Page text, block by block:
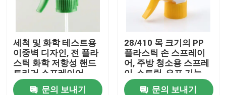
우리에 대하여
공장 여행
세척 및 화학 테스트용
이중벽 디자인, 전 플라
스틱 화학 저항성 핸드
트리거 스프레이어
문의 보내기
28/410 목 크기의 PP
플라스틱 손 스프레이
어, 주방 청소용 스프레
이-스트림-오프 기능
문의 보내기